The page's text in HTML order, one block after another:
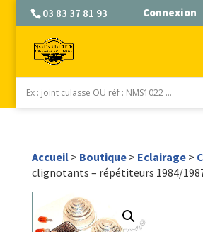
03 83 37 81 93 Connexion
Accueil> Boutique> Eclairage>
clignotants – répétiteurs 1984/